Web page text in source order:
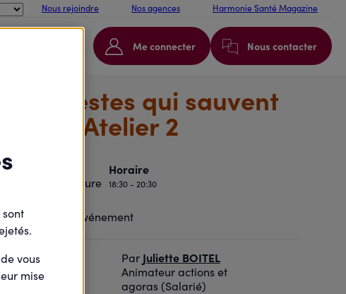
Me connecter Nous contacter
Nous rejoindre Nos agences Harmonie Santé Magazine
les gestes qui sauvent
- Atelier 2
Herbes
Horaire
18:30 - 20:30
et
Par Juliette BOITEL
Animateur actions et
agoras (Salarié)
vous
mise